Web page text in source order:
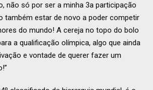
não só por ser a minha 3a participação
também estar de novo a poder competir
do mundo! A cereja no topo do bolo
a qualificação olímpica, algo que ainda
e vontade de querer fazer um